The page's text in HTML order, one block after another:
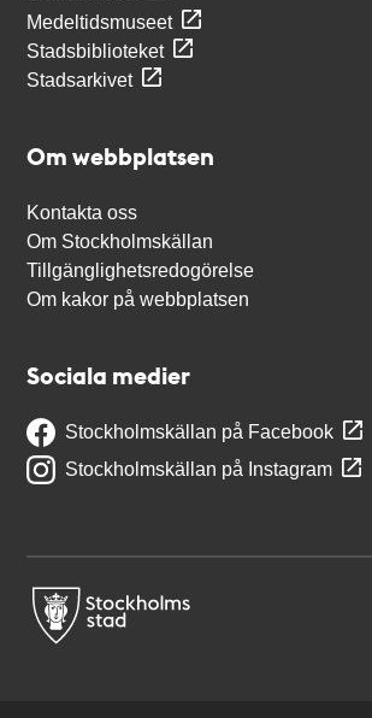
Medeltidsmuseet
Stadsbiblioteket
Stadsarkivet
Om webbplatsen
Kontakta oss
Om Stockholmskällan
Tillgänglighetsredogörelse
Om kakor på webbplatsen
Sociala medier
Stockholmskällan på Facebook
Stockholmskällan på Instagram